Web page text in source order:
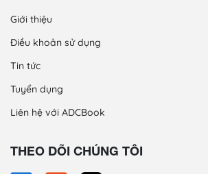
Giới thiệu
Điều khoản sử dụng
Tin tức
Tuyển dụng
Liên hệ với ADCBook
THEO DÕI CHÚNG TÔI